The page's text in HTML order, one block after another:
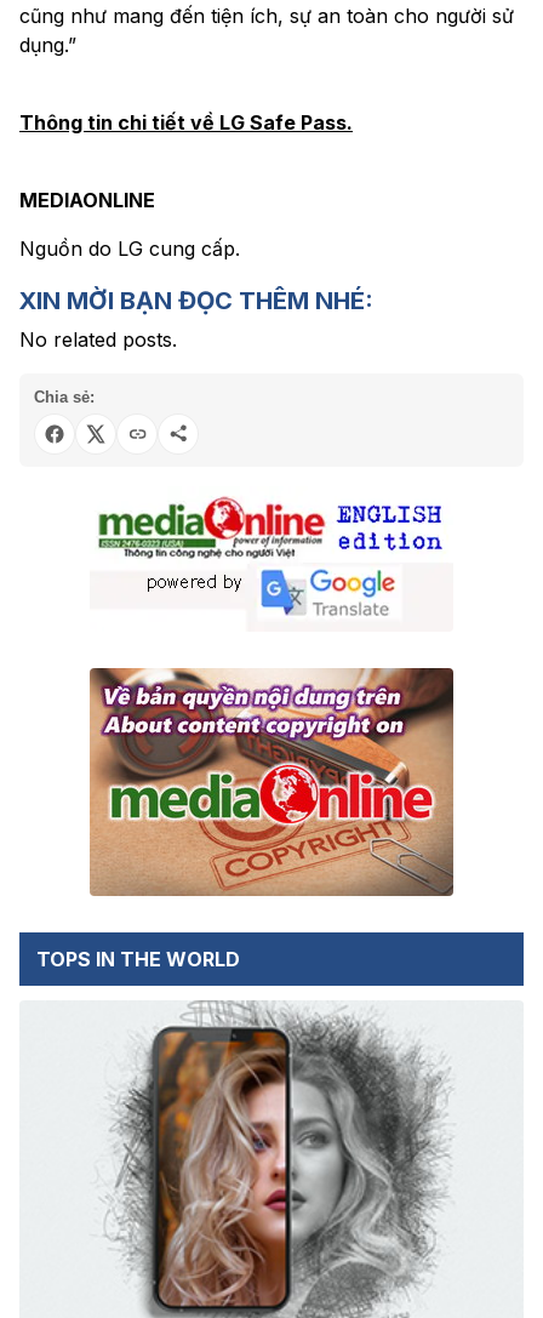
cũng như mang đến tiện ích, sự an toàn cho người sử
dụng.”
Thông tin chi tiết về LG Safe Pass.
MEDIAONLINE
Nguồn do LG cung cấp.
XIN MỜI BẠN ĐỌC THÊM NHÉ:
No related posts.
Chia sẻ:
TOPS IN THE WORLD